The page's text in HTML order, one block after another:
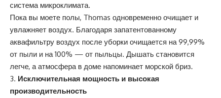
система микроклимата.
Пока вы моете полы, Thomas одновременно очищает и
увлажняет воздух. Благодаря запатентованному
аквафильтру воздух после уборки очищается на 99,99%
от пыли и на 100% — от пыльцы. Дышать становится
легче, а атмосфера в доме напоминает морской бриз.
Исключительная мощность и высокая
производительность